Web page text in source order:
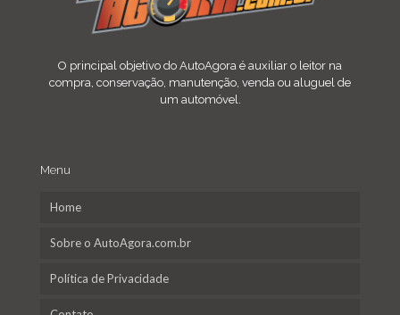
O principal objetivo do AutoAgora é auxiliar o leitor na
compra, conservação, manutenção, venda ou aluguel de
um automóvel.
Menu
Home
Sobre o AutoAgora.com.br
Política de Privacidade